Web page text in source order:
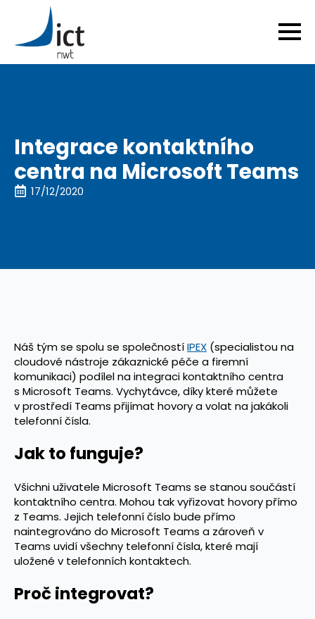
Integrace kontaktního
centra na Microsoft Teams
17/12/2020
Náš tým se spolu se společnostíIPEX (specialistou na
cloudové nástroje zákaznické péče a firemní
komunikaci) podílel na integraci kontaktního centra
s Microsoft Teams. Vychytávce, díky které můžete
v prostředí Teams přijímat hovory a volat na jakákoli
telefonní čísla.
Jak to funguje?
Všichni uživatele Microsoft Teams se stanou součástí
kontaktního centra. Mohou tak vyřizovat hovory přímo
z Teams. Jejich telefonní číslo bude přímo
naintegrováno do Microsoft Teams a zároveň v
Teams uvidí všechny telefonní čísla, které mají
uložené v telefonních kontaktech.
Proč integrovat?